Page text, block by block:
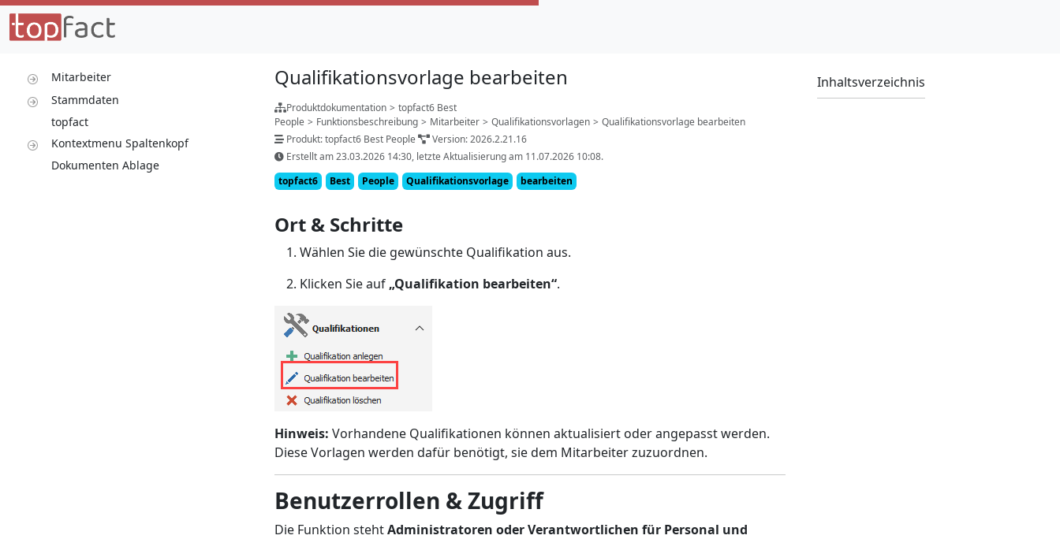
Mitarbeiter
Stammdaten
topfact
Kontextmenu Spaltenkopf
Dokumenten Ablage
Qualifikationsvorlage bearbeiten
Produktdokumentation > topfact6 Best
People > Funktionsbeschreibung > Mitarbeiter > Qualifikationsvorlagen > Qualifikationsvorlage bearbeiten
Produkt: topfact6 Best People
Version: 2026.2.21.16
Erstellt am 23.03.2026 14:30, letzte Aktualisierung am 11.07.2026 10:08.
topfact6
Best People Qualifikationsvorlage bearbeiten
Ort & Schritte
Wählen Sie die gewünschte Qualifikation aus.
Klicken Sie auf „Qualifikation bearbeiten“.
Hinweis: Vorhandene Qualifikationen können aktualisiert oder angepasst werden.
Diese Vorlagen werden dafür benötigt, sie dem Mitarbeiter zuzuordnen.
Benutzerrollen & Zugriff
Die Funktion stehtAdministratoren oder Verantwortlichen für Personal und
Inhaltsverzeichnis